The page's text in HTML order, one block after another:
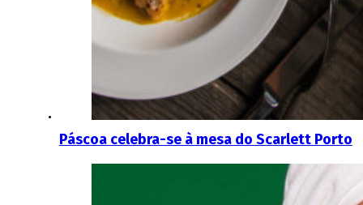
Páscoa celebra-se à mesa do Scarlett Porto